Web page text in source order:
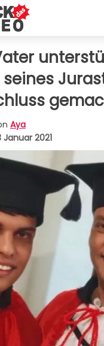
seines
Aya
Januar 2021